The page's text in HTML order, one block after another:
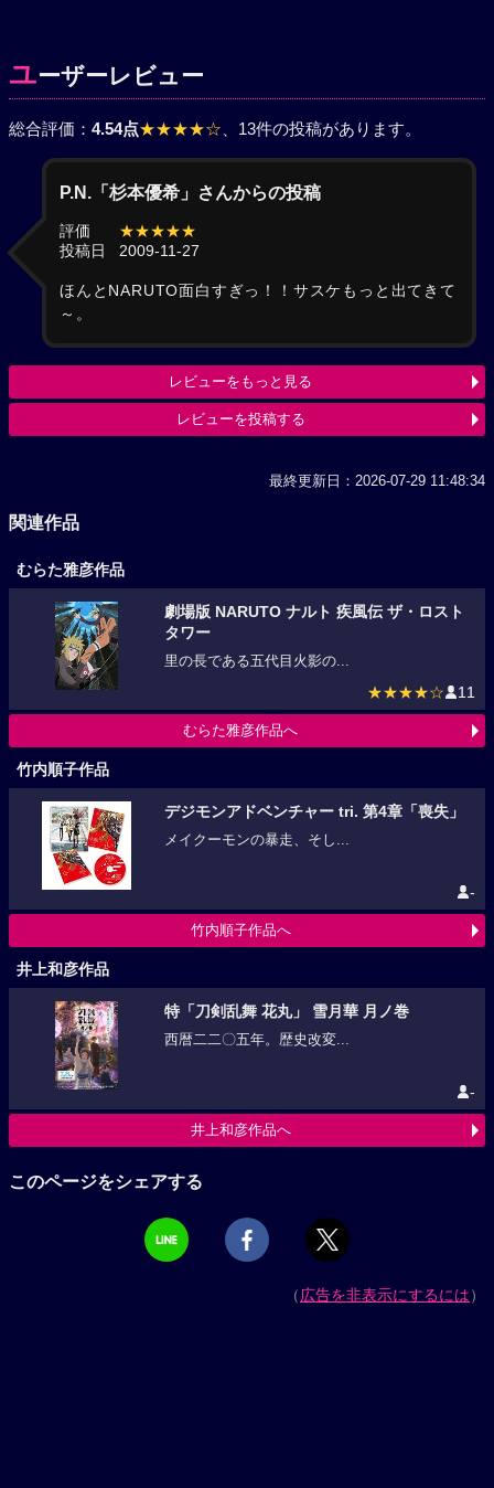
ユーザーレビュー
総合評価： 4.54点★★★★☆ 、13件の投稿があります。
P.N.「杉本優希」さんからの投稿
評価
★★★★★
投稿日
2009-11-27
ほんとNARUTO面白すぎっ！！サスケもっと出てきて
～。
レビューをもっと見る
レビューを投稿する
最終更新日：2026-07-29 11:48:34
関連作品
むらた雅彦作品
劇場版 NARUTO ナルト 疾風伝 ザ・ロスト
タワー
里の長である五代目火影の...
★★★★☆ 11
むらた雅彦作品へ
竹内順子作品
デジモンアドベンチャー tri. 第4章「喪失」
メイクーモンの暴走、そし...
-
竹内順子作品へ
井上和彦作品
特「刀剣乱舞 花丸」 雪月華 月ノ巻
西暦二二〇五年。歴史改変...
-
井上和彦作品へ
このページをシェアする
（広告を非表示にするには）